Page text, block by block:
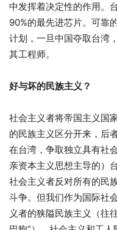
中发挥着决定性的作用。
90%的最先进芯片。可靠
计划，一旦中国夺取台湾
其工程师。
好与坏的民族主义？
社会主义者将帝国主义国
的民族主义区分开来，后
在台湾，争取独立具有社
亲资本主义思想主导的）
社会主义者反对所有的民
斗争。但我们作为国际社
义者的狭隘民族主义（往